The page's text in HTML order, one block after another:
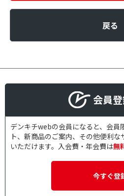
戻る
会員
デンキチwebの会員になると、会員
ト、新商品のご案内、その他便利
いただけます。入会費・年会費は無
今すぐ登